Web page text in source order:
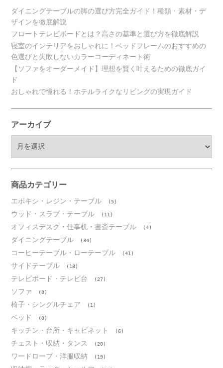
ダイニングテーブルの脚の選び方完全ガイド！種類・素材・デ
ザインを徹底解説
フロートテレビボードとは？高さの基準と選び方を徹底解説
寝室のインテリアをおしゃれに！ベッドフレームのおすすめの
色選びと失敗しないカラーコーディネート術
【ソファをオーダーメイド】理想を賢く叶えるための徹底ガイ
ド
おしゃれで憧れる！ホテルライクなリビングの実現ガイド
アーカイブ
ブ
商品カテゴリー
エポキシ・レジン・テーブル (5)
ウッド・スラブ・テーブル (11)
オフィスデスク・仕事机・書斎テーブル (4)
ダイニングテーブル (34)
コーヒーテーブル・ローテーブル (41)
サイドテーブル (18)
テレビボード・テレビ台 (27)
ソファ (0)
椅子・シングルチェア (1)
ベッド (0)
キッチン・台所・キャビネット (6)
チェスト・収納・タンス (20)
ワードローブ・洋服収納 (19)